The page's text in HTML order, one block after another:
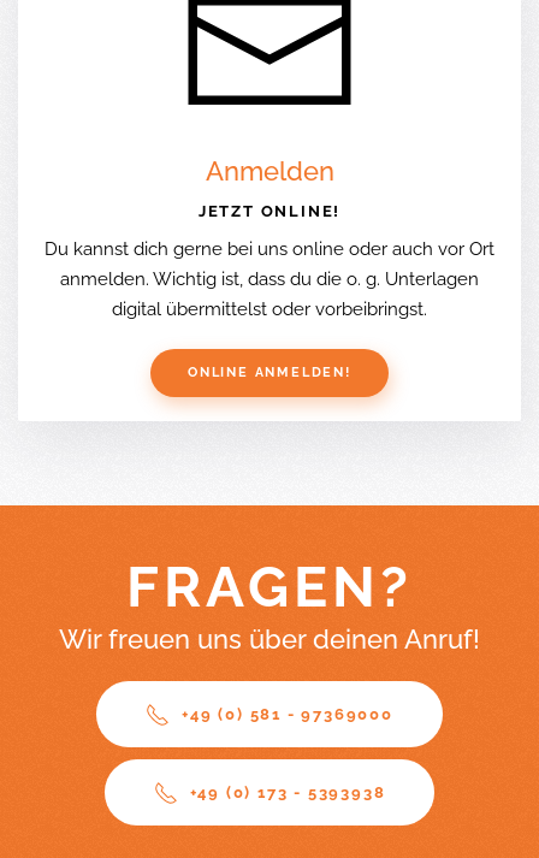
Anmelden
JETZT ONLINE!
Du kannst dich gerne bei uns online oder auch vor Ort
anmelden. Wichtig ist, dass du die o. g. Unterlagen
digital übermittelst oder vorbeibringst.
ONLINE ANMELDEN!
FRAGEN?
Wir freuen uns über deinen Anruf!
+49 (0) 581 - 97369000
+49 (0) 173 - 5393938